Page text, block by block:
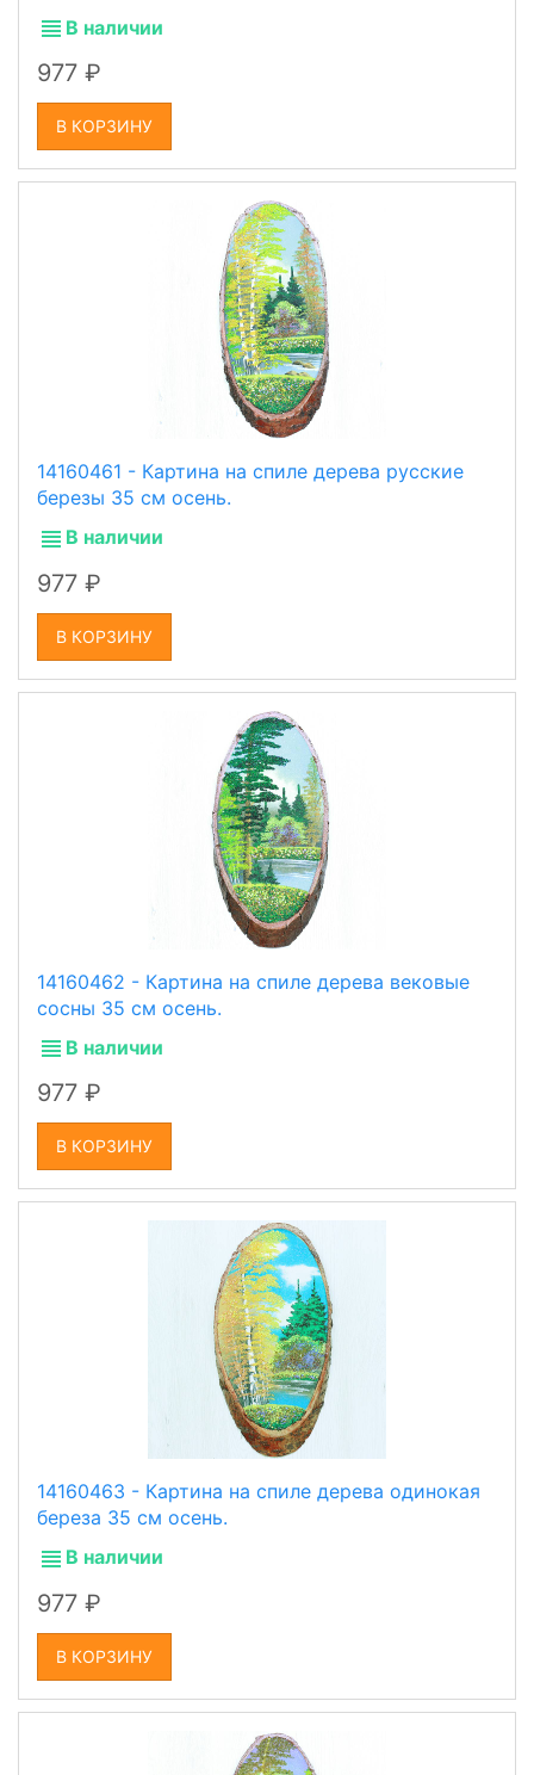
В наличии
977
В КОРЗИНУ
14160461 - Картина на спиле дерева русские
березы 35 см осень.
В наличии
977
В КОРЗИНУ
14160462 - Картина на спиле дерева вековые
сосны 35 см осень.
В наличии
977
В КОРЗИНУ
14160463 - Картина на спиле дерева одинокая
береза 35 см осень.
В наличии
977
В КОРЗИНУ